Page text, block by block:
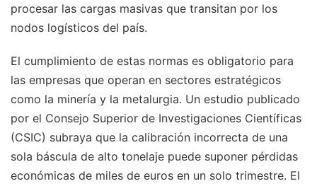
procesar las cargas masivas que transitan por los
nodos logísticos del país.
El cumplimiento de estas normas es obligatorio para
las empresas que operan en sectores estratégicos
como la minería y la metalurgia. Un estudio publicado
por el Consejo Superior de Investigaciones Científicas
(CSIC) subraya que la calibración incorrecta de una
sola báscula de alto tonelaje puede suponer pérdidas
económicas de miles de euros en un solo trimestre. El